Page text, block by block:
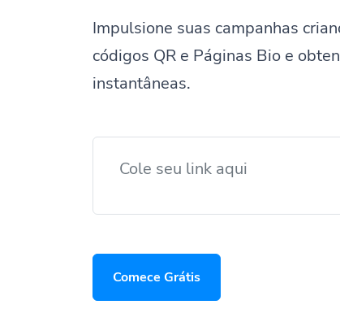
Impulsione suas campanhas
códigos QR e Páginas Bio e
instantâneas.
Comece Grátis